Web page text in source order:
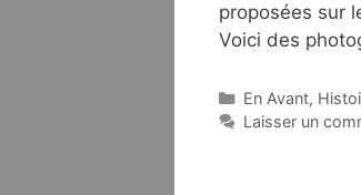
proposées sur
Voici des
Catégories
En Avant,
Laisser un